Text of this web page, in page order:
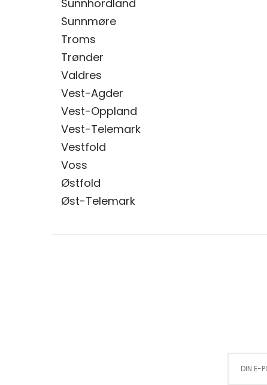
Sunnhordland
Sunnmøre
Troms
Trønder
Valdres
Vest-Agder
Vest-Oppland
Vest-Telemark
Vestfold
Voss
Østfold
Øst-Telemark